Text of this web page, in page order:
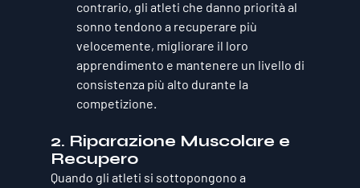
contrario, gli atleti che danno priorità al
sonno tendono a recuperare più
velocemente, migliorare il loro
apprendimento e mantenere un livello di
consistenza più alto durante la
competizione.
2. Riparazione Muscolare e
Recupero
Quando gli atleti si sottopongono a